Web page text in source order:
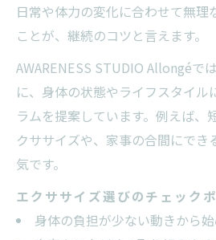
日常や体力の変化に合わせて無理
ことが、継続のコツと言えます。
AWARENESS STUDIO Allongéで
に、身体の状態やライフスタイル
ラムを提案しています。例えば、
クササイズや、家事の合間にでき
気です。
エクササイズ選びのチェック
身体の負担が少ない動きから